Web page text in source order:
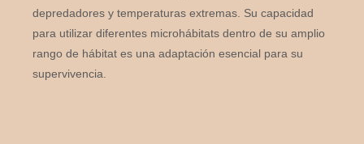
depredadores y temperaturas extremas. Su capacidad
para utilizar diferentes microhábitats dentro de su amplio
rango de hábitat es una adaptación esencial para su
supervivencia.